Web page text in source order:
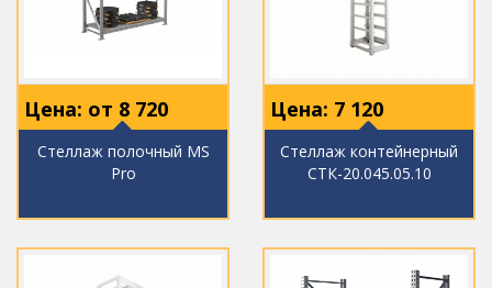
Цена: от 8 720
Стеллаж полочный MS
Pro
Цена: 7 120
Стеллаж контейнерный
СТК-20.045.05.10